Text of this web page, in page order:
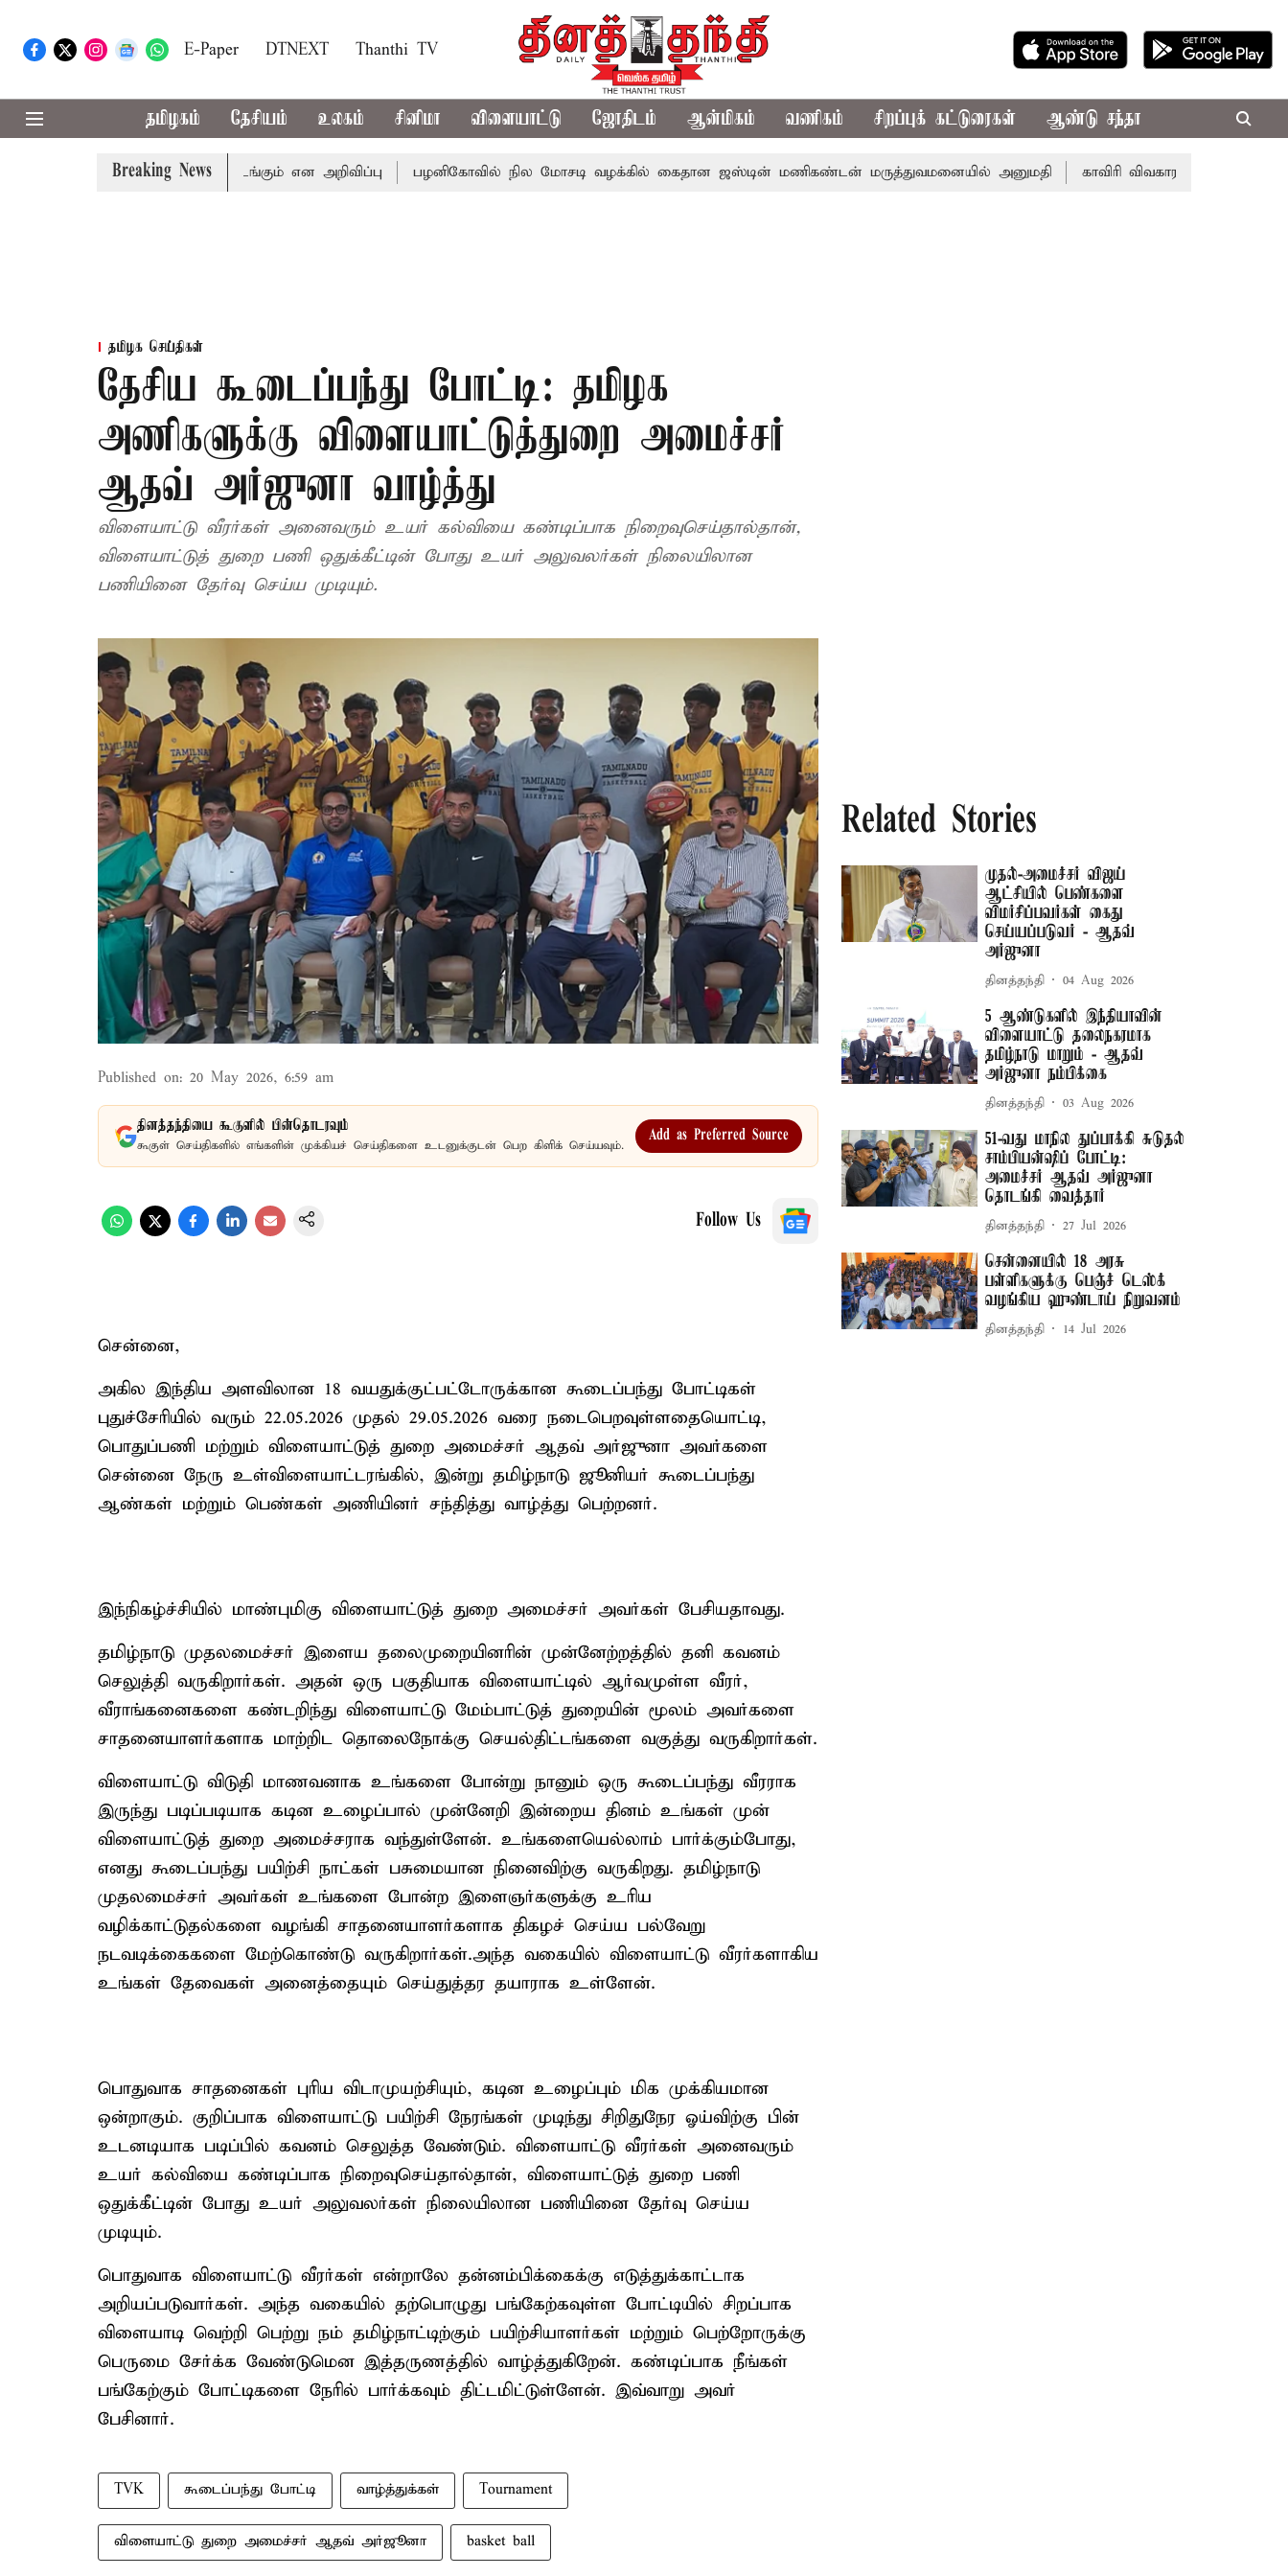
E-Paper DTNEXT Thanthi TV
தமிழகம் தேசியம் உலகம் சினிமா விளையாட்டு ஜோதிடம் ஆன்மிகம் வணிகம் சிறப்புக் கட்டுரைகள் ஆண்டு சந்தா
Breaking News
வரும் 24ம் தொடங்கும் என அறிவிப்பு பழனிகோவில் நில மோசடி வழக்கில் கைதான ஜஸ்டின் மணிகண்டன் மருத்துவமனையில் அனுமதி காவிரி விவகாரம்: சட்டசபையில்
தமிழக செய்திகள்
தேசிய கூடைப்பந்து போட்டி: தமிழக
அணிகளுக்கு விளையாட்டுத்துறை அமைச்சர்
ஆதவ் அர்ஜுனா வாழ்த்து
விளையாட்டு வீரர்கள் அனைவரும் உயர் கல்வியை கண்டிப்பாக நிறைவுசெய்தால்தான்,
விளையாட்டுத் துறை பணி ஒதுக்கீட்டின் போது உயர் அலுவலர்கள் நிலையிலான
பணியினை தேர்வு செய்ய முடியும்.
Published on: 20 May 2026, 6:59 am
தினத்தந்தியை கூகுளில் பின்தொடரவும்
கூகுள் செய்திகளில் எங்களின் முக்கியச் செய்திகளை உடனுக்குடன் பெற கிளிக் செய்யவும்.
Add as Preferred Source
Follow Us
சென்னை,
அகில இந்திய அளவிலான 18 வயதுக்குட்பட்டோருக்கான கூடைப்பந்து போட்டிகள்
புதுச்சேரியில் வரும் 22.05.2026 முதல் 29.05.2026 வரை நடைபெறவுள்ளதையொட்டி,
பொதுப்பணி மற்றும் விளையாட்டுத் துறை அமைச்சர் ஆதவ் அர்ஜுனா அவர்களை
சென்னை நேரு உள்விளையாட்டரங்கில், இன்று தமிழ்நாடு ஜூனியர் கூடைப்பந்து
ஆண்கள் மற்றும் பெண்கள் அணியினர் சந்தித்து வாழ்த்து பெற்றனர்.
இந்நிகழ்ச்சியில் மாண்புமிகு விளையாட்டுத் துறை அமைச்சர் அவர்கள் பேசியதாவது.
தமிழ்நாடு முதலமைச்சர் இளைய தலைமுறையினரின் முன்னேற்றத்தில் தனி கவனம்
செலுத்தி வருகிறார்கள். அதன் ஒரு பகுதியாக விளையாட்டில் ஆர்வமுள்ள வீரர்,
வீராங்கனைகளை கண்டறிந்து விளையாட்டு மேம்பாட்டுத் துறையின் மூலம் அவர்களை
சாதனையாளர்களாக மாற்றிட தொலைநோக்கு செயல்திட்டங்களை வகுத்து வருகிறார்கள்.
விளையாட்டு விடுதி மாணவனாக உங்களை போன்று நானும் ஒரு கூடைப்பந்து வீரராக
இருந்து படிப்படியாக கடின உழைப்பால் முன்னேறி இன்றைய தினம் உங்கள் முன்
விளையாட்டுத் துறை அமைச்சராக வந்துள்ளேன். உங்களையெல்லாம் பார்க்கும்போது,
எனது கூடைப்பந்து பயிற்சி நாட்கள் பசுமையான நினைவிற்கு வருகிறது. தமிழ்நாடு
முதலமைச்சர் அவர்கள் உங்களை போன்ற இளைஞர்களுக்கு உரிய
வழிக்காட்டுதல்களை வழங்கி சாதனையாளர்களாக திகழச் செய்ய பல்வேறு
நடவடிக்கைகளை மேற்கொண்டு வருகிறார்கள்.அந்த வகையில் விளையாட்டு வீரர்களாகிய
உங்கள் தேவைகள் அனைத்தையும் செய்துத்தர தயாராக உள்ளேன்.
பொதுவாக சாதனைகள் புரிய விடாமுயற்சியும், கடின உழைப்பும் மிக முக்கியமான
ஒன்றாகும். குறிப்பாக விளையாட்டு பயிற்சி நேரங்கள் முடிந்து சிறிதுநேர ஓய்விற்கு பின்
உடனடியாக படிப்பில் கவனம் செலுத்த வேண்டும். விளையாட்டு வீரர்கள் அனைவரும்
உயர் கல்வியை கண்டிப்பாக நிறைவுசெய்தால்தான், விளையாட்டுத் துறை பணி
ஒதுக்கீட்டின் போது உயர் அலுவலர்கள் நிலையிலான பணியினை தேர்வு செய்ய
முடியும்.
பொதுவாக விளையாட்டு வீரர்கள் என்றாலே தன்னம்பிக்கைக்கு எடுத்துக்காட்டாக
அறியப்படுவார்கள். அந்த வகையில் தற்பொழுது பங்கேற்கவுள்ள போட்டியில் சிறப்பாக
விளையாடி வெற்றி பெற்று நம் தமிழ்நாட்டிற்கும் பயிற்சியாளர்கள் மற்றும் பெற்றோருக்கு
பெருமை சேர்க்க வேண்டுமென இத்தருணத்தில் வாழ்த்துகிறேன். கண்டிப்பாக நீங்கள்
பங்கேற்கும் போட்டிகளை நேரில் பார்க்கவும் திட்டமிட்டுள்ளேன். இவ்வாறு அவர்
பேசினார்.
TVK கூடைப்பந்து போட்டி வாழ்த்துக்கள் Tournament
விளையாட்டு துறை அமைச்சர் ஆதவ் அர்ஜூனா basket ball
Related Stories
முதல்-அமைச்சர் விஜய்
ஆட்சியில் பெண்களை
விமர்சிப்பவர்கள் கைது
செய்யப்படுவர் - ஆதவ்
அர்ஜுனா
தினத்தந்தி 04 Aug 2026
5 ஆண்டுகளில் இந்தியாவின்
விளையாட்டு தலைநகரமாக
தமிழ்நாடு மாறும் - ஆதவ்
அர்ஜுனா நம்பிக்கை
தினத்தந்தி 03 Aug 2026
51-வது மாநில துப்பாக்கி சுடுதல்
சாம்பியன்ஷிப் போட்டி:
அமைச்சர் ஆதவ் அர்ஜுனா
தொடங்கி வைத்தார்
தினத்தந்தி 27 Jul 2026
சென்னையில் 18 அரசு
பள்ளிகளுக்கு பெஞ்ச் டெஸ்க்
வழங்கிய ஹுண்டாய் நிறுவனம்
தினத்தந்தி 14 Jul 2026